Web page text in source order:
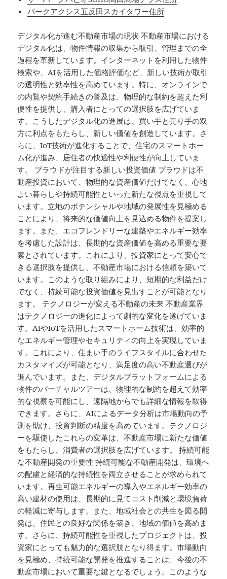
パークアクシス五反田スカイタワー住所
デジタル化が進む不動産市場の現状 不動産市場における
デジタル化は、物件情報の収集から取引、管理までの全
過程を革新しています。インターネットを利用した物件
検索や、AIを活用した価格評価など、新しい技術が取引
の透明性と効率性を高めています。特に、オンラインで
の内覧や契約手続きの普及は、物理的な制約を超えた利
便性を提供し、購入者にとっての選択肢を広げていま
す。こうしたデジタル化の進展は、買い手と売り手の双
方に利点をもたらし、新しい価値を創造しています。さ
らに、IoT技術が進化することで、住宅のスマートホー
ム化が進み、居住者の快適性や利便性が向上していま
す。 プラウドが注目する新しい投資価値 プラウドは不
動産投資において、物理的な資産価値だけでなく、心地
よい暮らしや持続可能性といった新たな視点を重視して
います。立地のポテンシャルや地域の発展性を見極める
ことにより、将来的な価値向上を見込める物件を提案し
ます。また、エコフレンドリーな建築やエネルギー効率
を考慮した設計は、長期的な資産価値を高める重要な要
素とされています。これにより、投資家にとって安心で
きる選択肢を提供し、不動産市場における信頼を築いて
います。このような取り組みにより、短期的な利益だけ
でなく、持続可能な投資価値を見出すことが可能となり
ます。 テクノロジーが変える不動産の未来 不動産業界
はテクノロジーの進化によって劇的な変化を遂げていま
す。AIやIoTを活用したスマートホーム技術は、効率的
なエネルギー管理やセキュリティの向上を実現していま
す。これにより、住まい手のライフスタイルに合わせた
カスタマイズが可能となり、満足度の高い不動産選びが
進んでいます。また、デジタルプラットフォームによる
物件のバーチャルツアーは、物理的な制約を超えて効率
的な視察を可能にし、遠隔地からでも詳細な情報を取得
できます。さらに、AIによるデータ分析は市場動向の予
測を助け、投資判断の精度を高めています。テクノロジ
ーを駆使したこれらの変革は、不動産市場に新たな価値
をもたらし、消費者の選択肢を広げています。 持続可能
な不動産開発の重要性 持続可能な不動産開発は、環境へ
の配慮と経済的な持続性を両立させることが求められて
います。再生可能エネルギーの導入やエネルギー効率の
高い建材の使用は、長期的に見てコスト削減と環境負荷
の軽減に寄与します。また、地域社会との共生を図る開
発は、住民との良好な関係を築き、地域の価値を高めま
す。さらに、持続可能性を重視したプロジェクトは、投
資家にとっても魅力的な選択肢となり得ます。市場動向
を見極め、持続可能な開発を推進することは、今後の不
動産市場において重要な鍵となるでしょう。このような